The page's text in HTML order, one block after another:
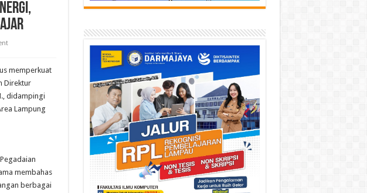
memperkuat
Direktur
didampingi
Lampung
membahas
berbagai